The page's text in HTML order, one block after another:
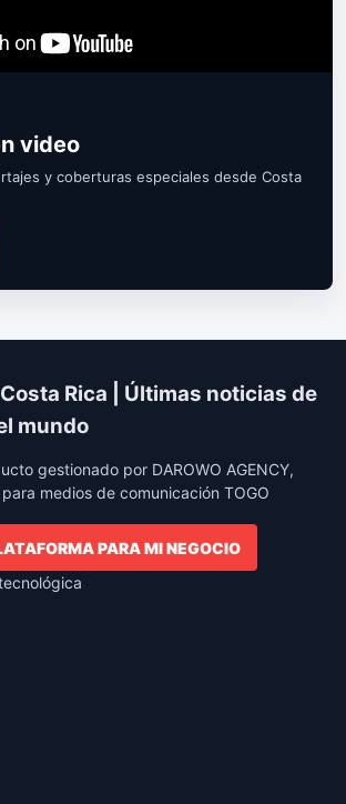
video
y coberturas especiales desde Costa
Rica | Últimas noticias de
mundo
gestionado por DAROWO AGENCY,
medios de comunicación TOGO
PARA MI NEGOCIO